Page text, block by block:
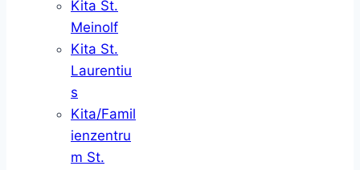
Kita St.
Meinolf
Kita St.
Laurentiu
s
Kita/Famil
ienzentru
m St.